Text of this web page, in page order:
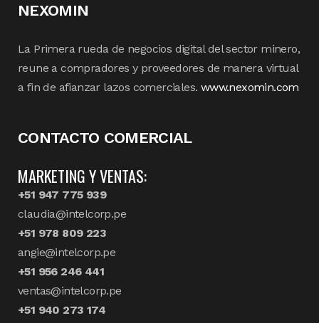
NEXOMIN
La Primera rueda de negocios digital del sector minero,
reune a compradores y proveedores de manera virtual
a fin de afianzar lazos comerciales. www.nexomin.com
CONTACTO COMERCIAL
MARKETING Y VENTAS:
+51 947 775 939
claudia@intelcorp.pe
+51 978 809 223
angie@intelcorp.pe
+51 956 246 441
ventas@intelcorp.pe
+51 940 273 174